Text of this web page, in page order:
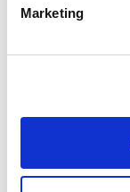
Marketing